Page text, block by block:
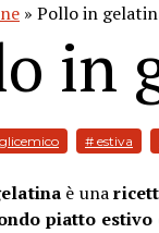
» Pollo in
in
# estiva
è una
piatto estivo